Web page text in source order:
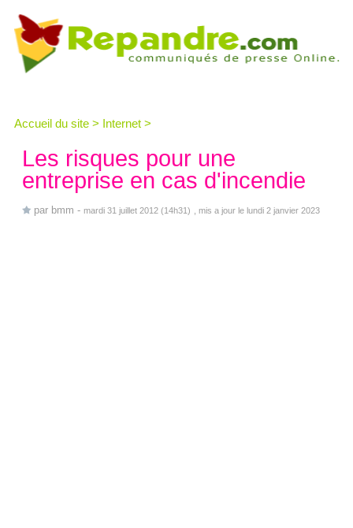
Accueil du site > Internet >
Les risques pour une
entreprise en cas d'incendie
par bmm - mardi 31 juillet 2012 (14h31) , mis a jour le lundi 2 janvier 2023